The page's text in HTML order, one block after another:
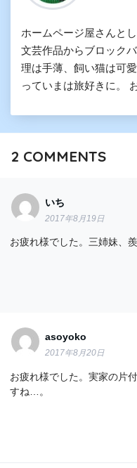
ホームページ屋さんと
文芸作品からブロック
理は手薄、飼い猫は可
っていまは旅好きに。
2 COMMENTS
いち
2017年8月19日
お疲れ様でした。三姉妹、羨
asoyoko
2017年8月20日
お疲れ様でした。実家の片
すね…。